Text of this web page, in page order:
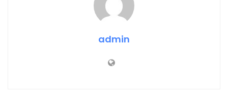
admin